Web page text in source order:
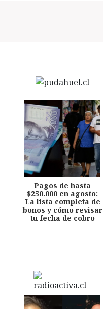
Pagos de hasta
$250.000 en agosto:
La lista completa de
bonos y cómo revisar
tu fecha de cobro